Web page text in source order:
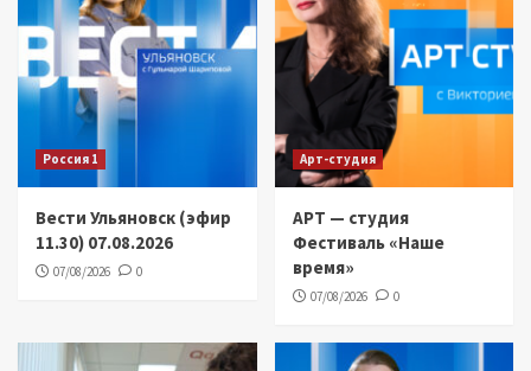
Россия 1
Вести Ульяновск (эфир
11.30) 07.08.2026
07/08/2026 0
Арт-студия
АРТ — студия
Фестиваль «Наше
время»
07/08/2026 0